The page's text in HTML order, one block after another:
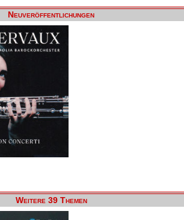
Neuveröffentlichungen
Weitere 39 Themen